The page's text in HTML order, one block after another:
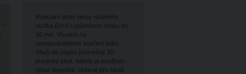
Robustní stolní verze reliéfního
razítka EH-3 s průměrem otisku do
50 mm. Vhodné na
nenapodobitelné značení listin.
Vtlačí do papíru jedinečný 3D
plastický otisk. Někdy je používán
výraz slepotisk. Určené pro časté